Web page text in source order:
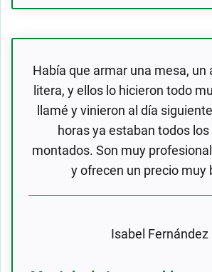
Había que armar una mesa, un
litera, y ellos lo hicieron todo
llamé y vinieron al día
horas ya estaban todos
montados. Son muy
y ofrecen un precio muy
Isabel Fernández